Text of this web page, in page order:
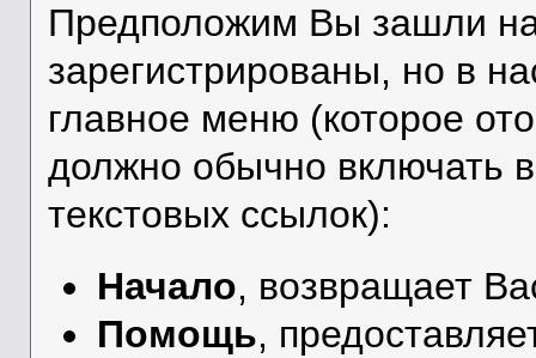
Предположим Вы зашли
зарегистрированы, но в
главное меню (которое
должно обычно включать
текстовых ссылок):
Начало, возвращает
Помощь,